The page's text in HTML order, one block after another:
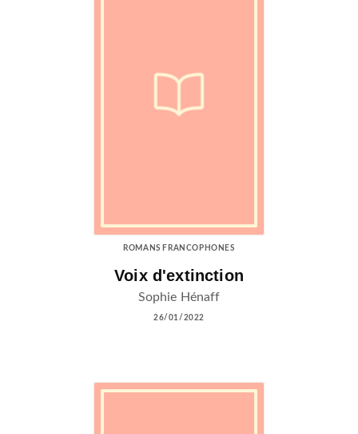
ROMANS FRANCOPHONES
Voix d'extinction
Sophie Hénaff
26/01/2022